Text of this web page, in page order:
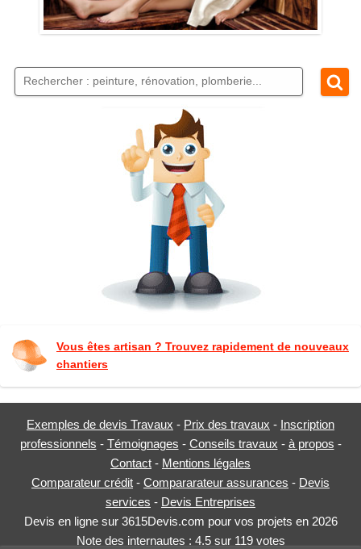
Vous êtes artisan ? Trouvez rapidement de nouveaux
chantiers
Exemples de devis Travaux - Prix des travaux - Inscription
professionnels - Témoignages - Conseils travaux - à propos -
Contact - Mentions légales
Comparateur crédit - Compararateur assurances - Devis
services - Devis Entreprises
Devis en ligne sur 3615Devis.com pour vos projets en 2026
Note des internautes : 4.5sur 119votes